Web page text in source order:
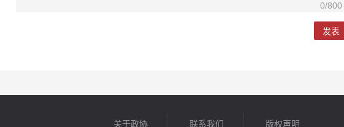
0/800
发表
关于政协 联系我们 版权声明